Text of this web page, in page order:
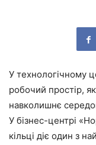
У технологічному
робочий простір,
навколишнє
У бізнес-центрі
кільці діє один з